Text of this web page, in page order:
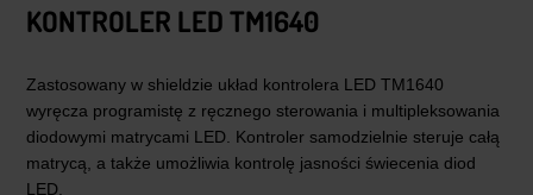
KONTROLER LED TM1640
Zastosowany w shieldzie układ kontrolera LED TM1640
wyręcza programistę z ręcznego sterowania i multipleksowania
diodowymi matrycami LED. Kontroler samodzielnie steruje całą
matrycą, a także umożliwia kontrolę jasności świecenia diod
LED.